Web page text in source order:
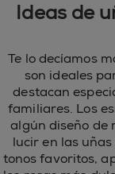
Ideas de
Te lo decíamos
son ideales
destacan
familiares. Los
algún diseño de
lucir en las
tonos favoritos,